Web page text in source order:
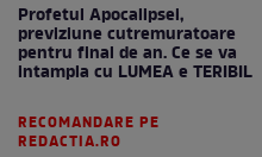
Profetul Apocalipsei,
previziune cutremuratoare
pentru final de an. Ce se va
intampla cu LUMEA e TERIBIL
RECOMANDARE PE
REDACTIA.RO